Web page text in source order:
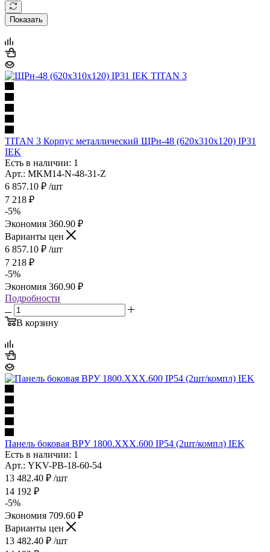
Показать
TITAN 3 Корпус металлический ЩРн-48 (620х310х120) IP31
IEK
Есть в наличии: 1
Арт.: MKM14-N-48-31-Z
6 857.10 ₽ /шт
7 218 ₽
-5%
Экономия 360.90 ₽
Варианты цен
6 857.10 ₽ /шт
7 218 ₽
-5%
Экономия 360.90 ₽
Подробности
В корзину
Панель боковая ВРУ 1800.ХХХ.600 IP54 (2шт/компл) IEK
Есть в наличии: 1
Арт.: YKV-PB-18-60-54
13 482.40 ₽ /шт
14 192 ₽
-5%
Экономия 709.60 ₽
Варианты цен
13 482.40 ₽ /шт